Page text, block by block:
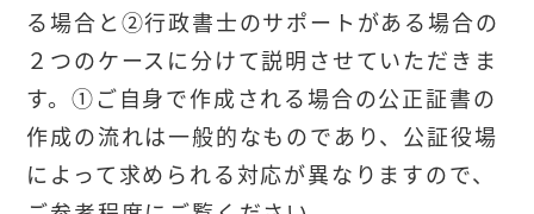
る場合と②行政書士のサポートがある場合の
２つのケースに分けて説明させていただきま
す。①ご自身で作成される場合の公正証書の
作成の流れは一般的なものであり、公証役場
によって求められる対応が異なりますので、